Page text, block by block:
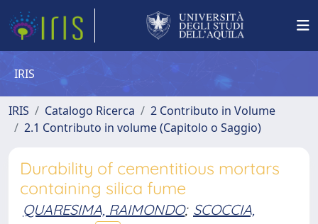
IRIS
IRIS Catalogo Ricerca
2 Contributo in Volume
2.1 Contributo in volume (Capitolo o Saggio)
Durability of cementitious mortars
containing silica fume
QUARESIMA, RAIMONDO; SCOCCIA,